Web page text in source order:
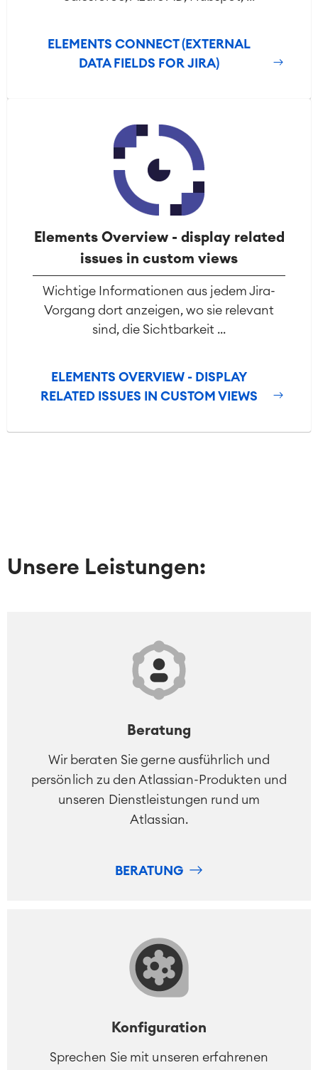
Reports und Dashboards
Arbeitsmanagement
Meetings
Social Intranet
Virtual Office
Artificial Intelligence
SAP Integration
Atlassian Backup & Restore
ÜBER UNS
■
ELEMENTS CONNECT (EXTERNAL
DATA FIELDS FOR JIRA)
Elements Overview - display related
issues in custom views
Wichtige Informationen aus jedem Jira-
Vorgang dort anzeigen, wo sie relevant
sind, die Sichtbarkeit ...
ELEMENTS OVERVIEW - DISPLAY
RELATED ISSUES IN CUSTOM VIEWS
Unsere Leistungen:
Beratung
Wir beraten Sie gerne ausführlich und
persönlich zu den Atlassian-Produkten und
unseren Dienstleistungen rund um
Atlassian.
BERATUNG
Konfiguration
Sprechen Sie mit unseren erfahrenen